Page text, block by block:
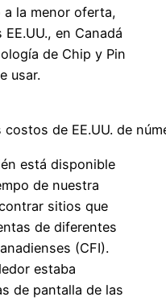
la menor oferta,
en Canadá
de Chip y Pin
usar.
costos de EE.UU. de
está disponible
de nuestra
sitios que
de diferentes
(CFI).
estaba
de pantalla de las